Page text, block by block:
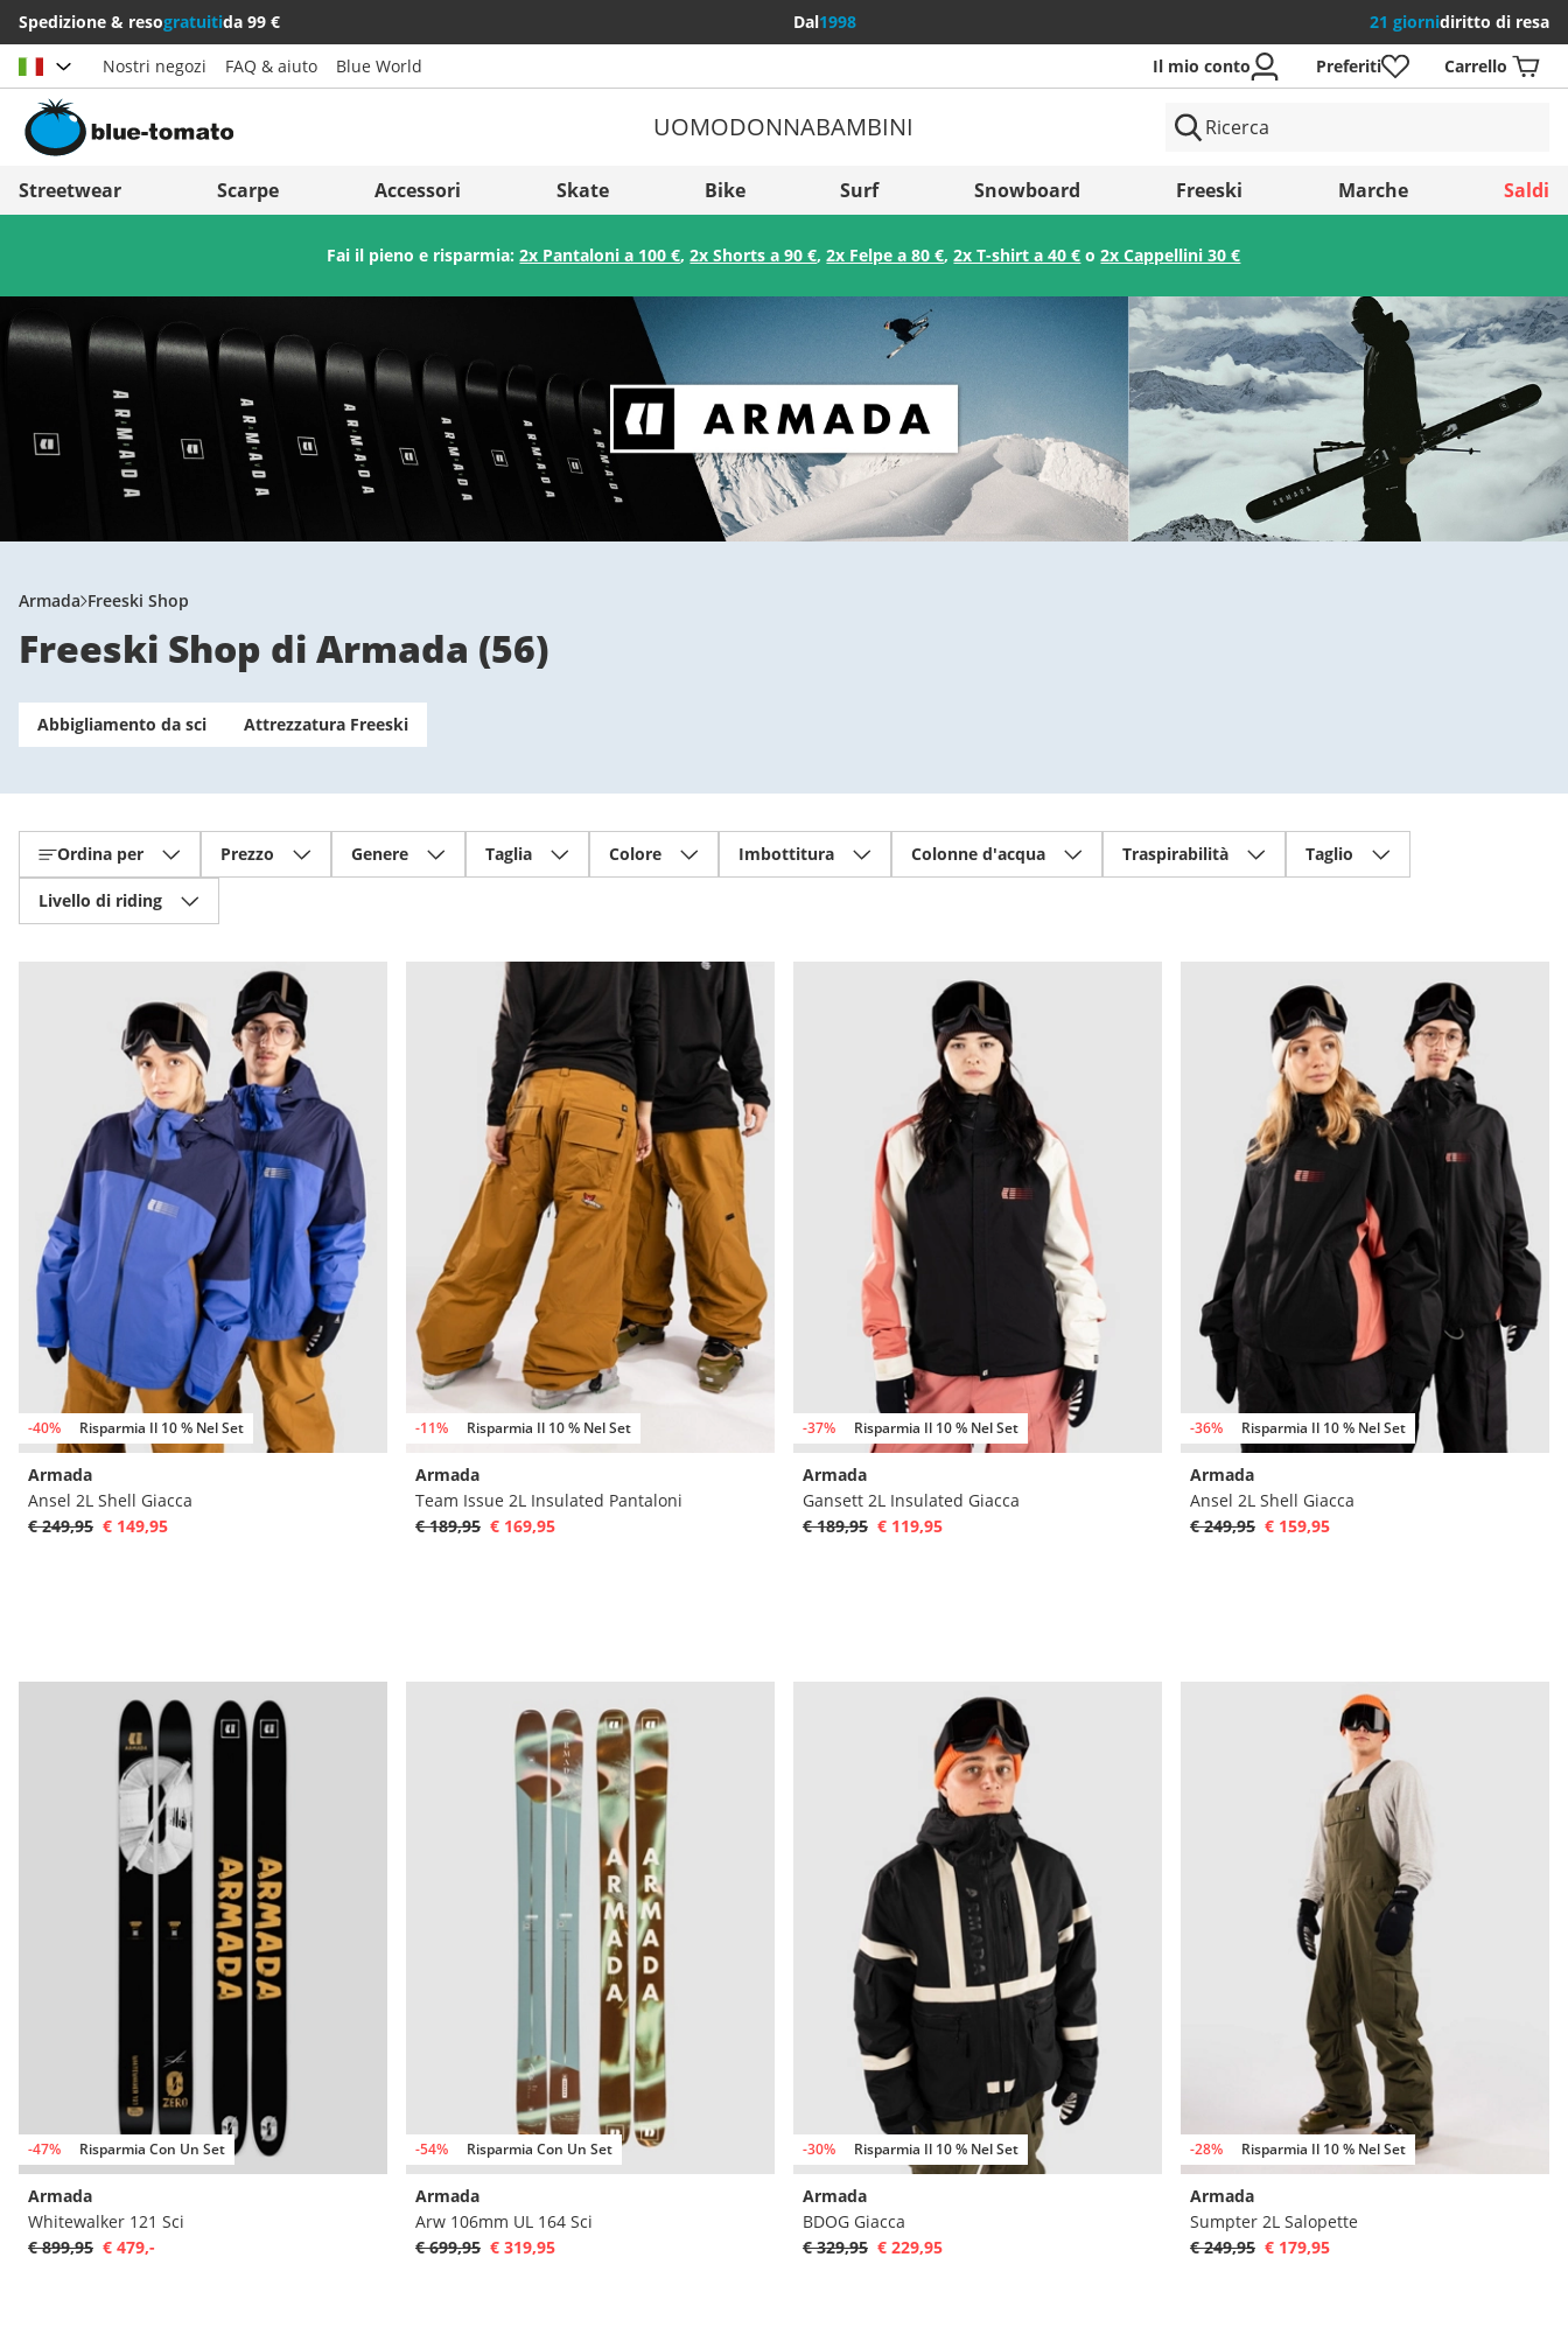
Spedizione & resogratuitida 99 € Dal1998 21 giornidiritto di resa
Scegli il paese
Österreich
Svizzera (Italiano)
France
Italia (Italiano)
Italien (Deutsch)
Suomi
United Kingdom
Slovenija
België (Nederlands)
Belgique (Français)
Norge
Salva
Nostri negozi FAQ & aiuto Blue World Il mio conto Preferiti Carrello
UOMODONNABAMBINI
Streetwear Scarpe Accessori Skate Bike Surf Snowboard Freeski Marche Saldi
Fai il pieno e risparmia:2x Pantaloni a 100 €,2x Shorts a 90 €,2x Felpe a 80 €,2x T-shirt a 40 € o2x Cappellini 30 €
Armada Freeski Shop
Freeski Shop di Armada (56)
Abbigliamento da sci Attrezzatura Freeski
Ordina per Prezzo Genere Taglia Colore Imbottitura Colonne d'acqua Traspirabilità Taglio
Livello di riding
-40% Risparmia Il 10 % Nel Set
Armada
Ansel 2L Shell Giacca
€ 249,95 € 149,95
-11% Risparmia Il 10 % Nel Set
Armada
Team Issue 2L Insulated Pantaloni
€ 189,95 € 169,95
-37% Risparmia Il 10 % Nel Set
Armada
Gansett 2L Insulated Giacca
€ 189,95 € 119,95
-36% Risparmia Il 10 % Nel Set
Armada
Ansel 2L Shell Giacca
€ 249,95 € 159,95
-47% Risparmia Con Un Set
Armada
Whitewalker 121 Sci
€ 899,95 € 479,-
-54% Risparmia Con Un Set
Armada
Arw 106mm UL 164 Sci
€ 699,95 € 319,95
-30% Risparmia Il 10 % Nel Set
Armada
BDOG Giacca
€ 329,95 € 229,95
-28% Risparmia Il 10 % Nel Set
Armada
Sumpter 2L Salopette
€ 249,95 € 179,95